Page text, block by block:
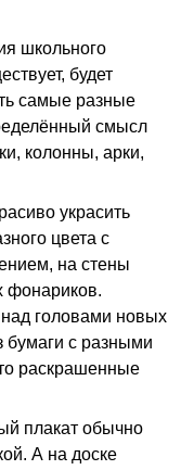
школьного
будет
самые разные
смысл
колонны, арки,
украсить
цвета с
на стены
фонариков.
головами новых
бумаги с разными
раскрашенные
плакат обычно
А на доске